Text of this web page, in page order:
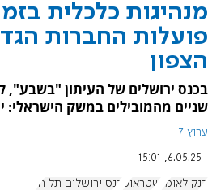
מנהיגות כלכלית
פועלות החברות
הצפון
בכנס ירושלים של העיתון "בשבע",
שניים מהמובילים במשק הישראלי:
ערוץ 7
6.05.25, 15:01
בנק לאומי שטראוס כנס ירושלים תל חי